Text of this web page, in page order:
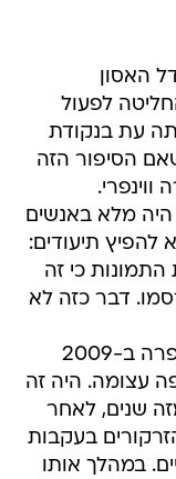
האסון
לפעול
עת בנקודת
הסיפור הזה
מלא באנשים
תיעודים:
כי זה
דבר כזה לא
האירוח של יוסטון בתוכניתה של אופרה ב-2009
עצומה. היה זה
שנים, לאחר
בעקבות
במהלך אותו